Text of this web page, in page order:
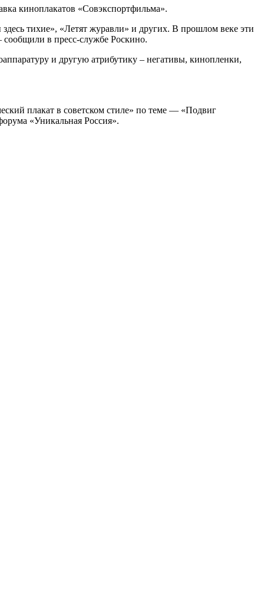
киноплакатов «Совэкспортфильма».
тихие», «Летят журавли» и других. В прошлом веке эти
в пресс-службе Роскино.
и другую атрибутику – негативы, кинопленки,
плакат в советском стиле» по теме — «Подвиг
«Уникальная Россия».